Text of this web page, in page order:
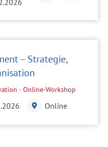
– Strategie,
· Online-Workshop
Online